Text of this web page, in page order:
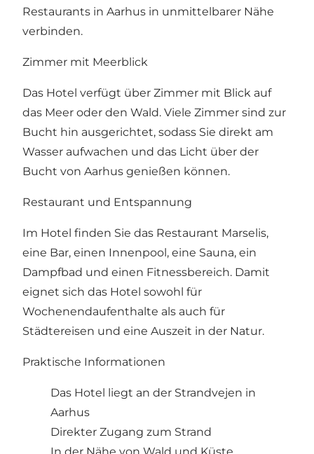
Restaurants in Aarhus in unmittelbarer Nähe
verbinden.
Zimmer mit Meerblick
Das Hotel verfügt über Zimmer mit Blick auf
das Meer oder den Wald. Viele Zimmer sind zur
Bucht hin ausgerichtet, sodass Sie direkt am
Wasser aufwachen und das Licht über der
Bucht von Aarhus genießen können.
Restaurant und Entspannung
Im Hotel finden Sie das Restaurant Marselis,
eine Bar, einen Innenpool, eine Sauna, ein
Dampfbad und einen Fitnessbereich. Damit
eignet sich das Hotel sowohl für
Wochenendaufenthalte als auch für
Städtereisen und eine Auszeit in der Natur.
Praktische Informationen
Das Hotel liegt an der Strandvejen in
Aarhus
Direkter Zugang zum Strand